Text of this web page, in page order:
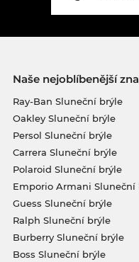
Naše nejoblíbenější
Ray-Ban Sluneční brýle
Oakley Sluneční brýle
Persol Sluneční brýle
Carrera Sluneční brýle
Polaroid Sluneční brýle
Emporio Armani Sluneční
Guess Sluneční brýle
Ralph Sluneční brýle
Burberry Sluneční brýle
Boss Sluneční brýle